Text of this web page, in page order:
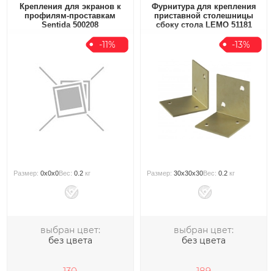
Крепления для экранов к
профилям-проставкам
Sentida 500208
-11%
Размер:0x0x0Вес:0.2 кг
выбран цвет:
без цвета
Фурнитура для крепления
приставной столешницы
сбоку стола LEMO 51181
-13%
Размер:30x30x30Вес:0.2 кг
выбран цвет:
без цвета